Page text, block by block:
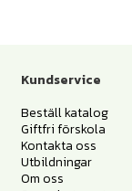
Kundservice
Beställ katalog
Giftfri förskola
Kontakta oss
Utbildningar
Om oss